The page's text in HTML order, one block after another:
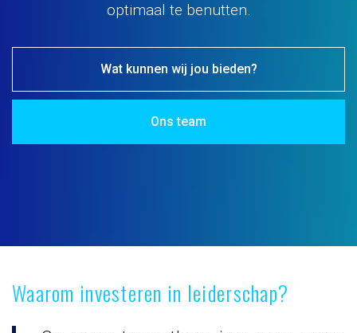
optimaal te benutten.
Wat kunnen wij jou bieden?
Ons team
Waarom investeren in leiderschap?